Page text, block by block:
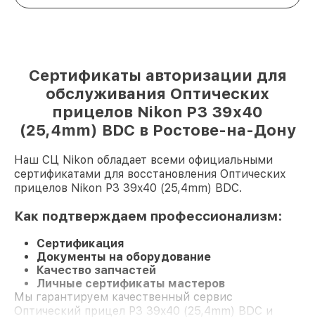
Сертификаты авторизации для
обслуживания Оптических
прицелов Nikon P3 39x40
(25,4mm) BDC в Ростове-на-Дону
Наш СЦ Nikon обладает всеми официальными
сертификатами для восстановления Оптических
прицелов Nikon P3 39x40 (25,4mm) BDC.
Как подтверждаем профессионализм:
Сертификация
Документы на оборудование
Качество запчастей
Личные сертификаты мастеров
Мы гарантируем качественный сервис
Оптический прицел P3 39x40 (25,4mm) BDC и